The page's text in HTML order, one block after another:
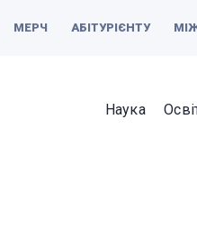
МЕРЧ АБІТУРІЄНТУ
Наука